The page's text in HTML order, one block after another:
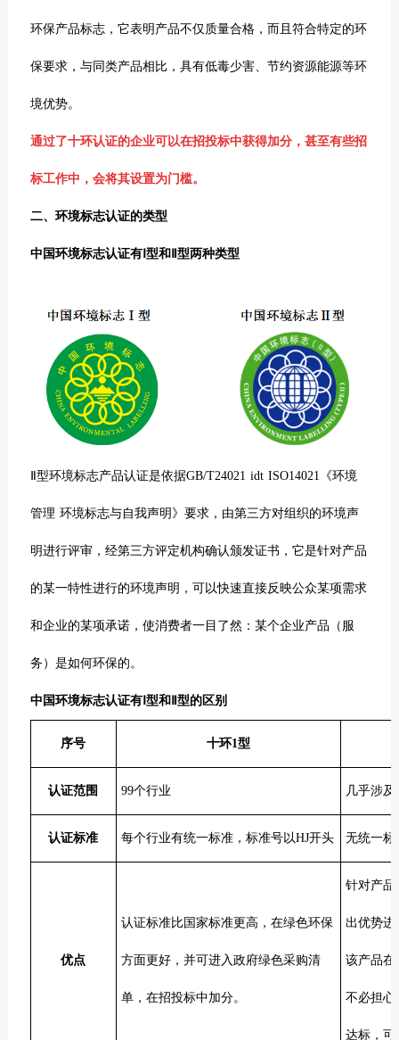
环保产品标志，它表明产品不仅质量合格，而且符合特定的环
保要求，与同类产品相比，具有低毒少害、节约资源能源等环
境优势。
通过了十环认证的企业可以在招投标中获得加分，甚至有些招
标工作中，会将其设置为门槛。
二、环境标志认证的类型
中国环境标志认证有Ⅰ型和Ⅱ型两种类型
Ⅱ型环境标志产品认证是依据GB/T24021 idt ISO14021《环境
管理 环境标志与自我声明》要求，由第三方对组织的环境声
明进行评审，经第三方评定机构确认颁发证书，它是针对产品
的某一特性进行的环境声明，可以快速直接反映公众某项需求
和企业的某项承诺，使消费者一目了然：某个企业产品（服
务）是如何环保的。
中国环境标志认证有Ⅰ型和Ⅱ型的区别
序号 十环1型
认证范围 99个行业 几乎涉
认证标准 每个行业有统一标准，标准号以HJ开头 无统一标
优点
认证标准比国家标准更高，在绿色环保
方面更好，并可进入政府绿色采购清
单，在招投标中加分。
针对产品
出优势进
该产品在
不必担心
达标，可